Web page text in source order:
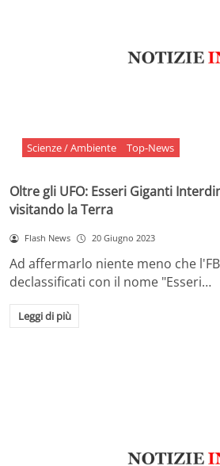
Scienze / Ambiente Top-News
Oltre gli UFO: Esseri Giganti
visitando la Terra
Flash News 20 Giugno 2023
Ad affermarlo niente meno che
declassificati con il nome "Esseri…
Leggi di più